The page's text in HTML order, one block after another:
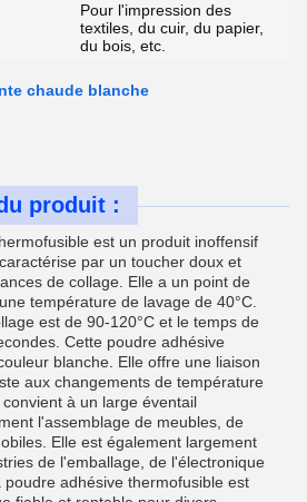
Pour l'impression des
textiles, du cuir, du papier,
du bois, etc.
chaude blanche
produit :
est un produit inoffensif
par un toucher doux et
de collage. Elle a un point de
température de lavage de 40°C.
est de 90-120°C et le temps de
Cette poudre adhésive
blanche. Elle offre une liaison
aux changements de température
à un large éventail
l'assemblage de meubles, de
Elle est également largement
de l'emballage, de l'électronique
adhésive thermofusible est